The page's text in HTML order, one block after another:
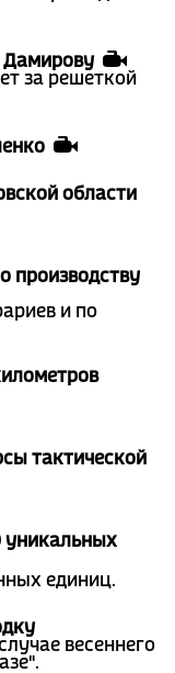
Дамирову
за решеткой
области
производству
и по
тактической
уникальных
единиц.
весеннего